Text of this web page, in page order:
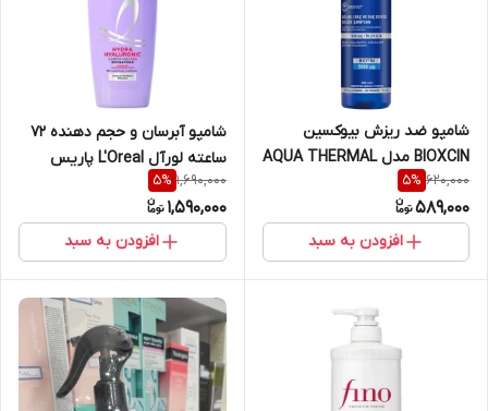
شامپو ضد ریزش بیوکسین
BIOXCIN مدل AQUA THERMAL
حجم 300 میل
620,000
5%
589,000
افزودن به سبد
شامپو آبرسان و حجم ‌دهنده ۷۲
ساعته لورآل L'Oreal پاریس
سری Elvive سفارش اروپا مدل
Hydra Hyaluronic حجم 700 میل
1,690,000
5%
1,590,000
افزودن به سبد